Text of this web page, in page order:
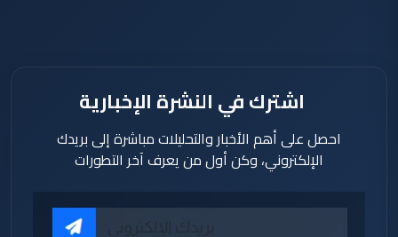
اشترك في النشرة الإخبارية
احصل على أهم الأخبار والتحليلات مباشرة إلى بريدك
الإلكتروني، وكن أول من يعرف آخر التطورات